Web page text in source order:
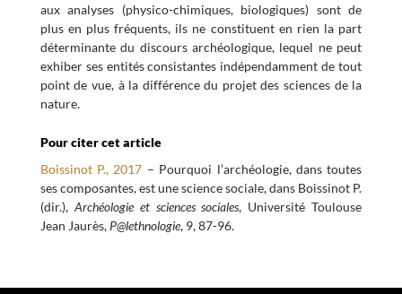
aux analyses (physico-chimiques, biologiques) sont de
plus en plus fréquents, ils ne constituent en rien la part
déterminante du discours archéologique, lequel ne peut
exhiber ses entités consistantes indépendamment de tout
point de vue, à la différence du projet des sciences de la
nature.
Pour citer cet article
Boissinot P., 2017 – Pourquoi l’archéologie, dans toutes
ses composantes, est une science sociale, dans Boissinot P.
(dir.), Archéologie et sciences sociales, Université Toulouse
Jean Jaurès, P@lethnologie, 9, 87-96.